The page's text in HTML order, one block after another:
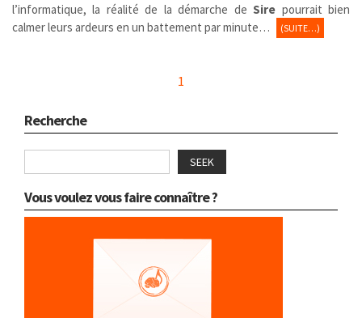
l’informatique, la réalité de la démarche deSire pourrait bien
calmer leurs ardeurs en un battement par minute…
(SUITE…)
1
Recherche
SEEK
Vous voulez vous faire connaître ?